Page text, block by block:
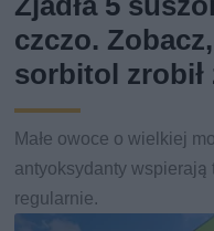
czczo.
sorbitol zrobił
Małe owoce o wielkiej
antyoksydanty
regularnie.